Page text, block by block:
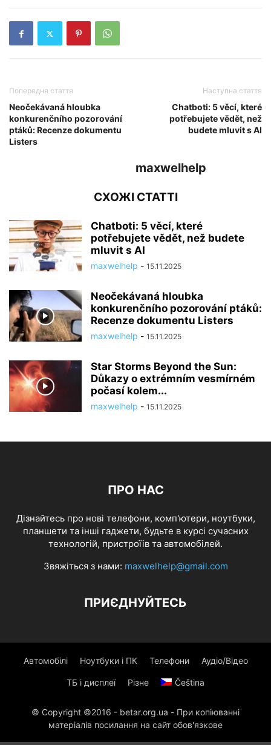
Попередня стаття
Neočekávaná hloubka
konkurenčního pozorování
ptáků: Recenze dokumentu
Listers
Наступна стаття
Chatboti: 5 věcí, které
potřebujete vědět, než
budete mluvit s AI
maxwelhelp
СХОЖІ СТАТТІ
Chatboti: 5 věcí, které
potřebujete vědět, než budete
mluvit s AI
maxwelhelp - 15.11.2025
Neočekávaná hloubka
konkurenčního pozorování ptáků:
Recenze dokumentu Listers
maxwelhelp - 15.11.2025
Star Storms Beyond the Sun:
Důkazy o extrémním vesmírném
počasí kolem...
maxwelhelp - 15.11.2025
ПРО НАС
Дізнайтесь про нові телефони, комп'ютери, ноутбуки,
планшети та інші гаджети, будьте в курсі сучасних
технологій, пристроїів та автомобілей.
Звяжіться з нами: maxwelhelp@gmail.com
ПРИЄДНУЙТЕСЬ
Автомобілі Ноутбуки і ПК Телефони Аудіо/Відео
ТБ і дисплеї Різне Čeština
© Copyright ©2016 - betar.org.ua - При копіюванні
матеріалів посилання на сайт обов'язкове